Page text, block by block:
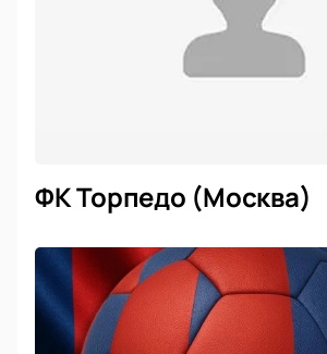
ФК Торпедо (Москва)